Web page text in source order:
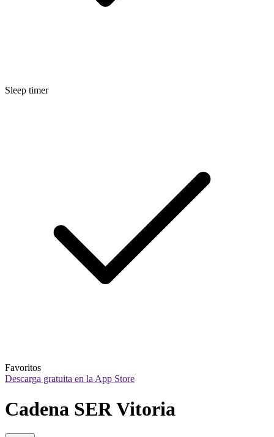
Sleep timer
Favoritos
Descarga gratuita en la App Store
Cadena SER Vitoria